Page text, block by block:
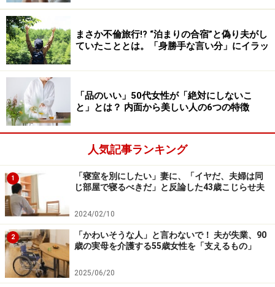
『命に関わる病気ではないんだから、いいんじゃな
い？』と。あの人はおかしいとぷんぷん怒っていたら、
夫が『自由に見えるお姉さんが羨ましいの？』と言うの
で、ますますイライラが募りました」
マリさんの夫は「高齢になっていく両親と一緒に暮らし
ているだけで、お姉さんにもストレスがあると思うけど
なあ」と言うのだが、彼女は納得できないと憤る。
家は誰のものになるのか……
マリさんは、「姉は両親のめんどうを見ているわけでは
ない」と夫の意見に反論する。むしろ姉はいまだに親を
頼って生きているのだ、と。
「私は専門学校を出て20歳でひとり暮らしを始めまし
まさか不倫旅行!? “泊まりの合宿”と偽り夫がし
ていたこととは。「身勝手な言い分」にイラッ
「品のいい」50代女性が「絶対にしないこ
と」とは？ 内面から美しい人の6つの特徴
人気記事ランキング
1
「寝室を別にしたい」妻に、「イヤだ、夫婦は同
じ部屋で寝るべきだ」と反論した43歳こじらせ夫
2024/02/10
2
「かわいそうな人」と言わないで！ 夫が失業、90
歳の実母を介護する55歳女性を「支えるもの」
2025/06/20